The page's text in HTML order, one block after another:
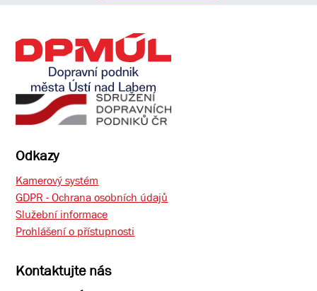
Odkazy
Kamerový systém
GDPR - Ochrana osobních údajů
Služební informace
Prohlášení o přístupnosti
Kontaktujte nás